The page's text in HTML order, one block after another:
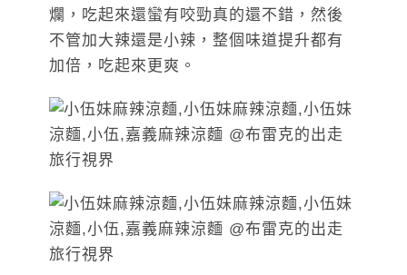
爛，吃起來還蠻有咬勁真的還不錯，然後
不管加大辣還是小辣，整個味道提升都有
加倍，吃起來更爽。